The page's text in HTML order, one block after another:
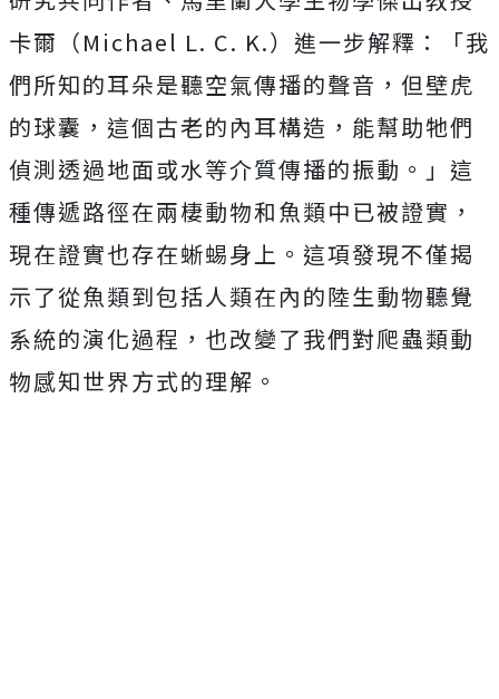
卡爾（Michael L. C. K.）進一步解釋：「我
們所知的耳朵是聽空氣傳播的聲音，但壁虎
的球囊，這個古老的內耳構造，能幫助牠們
偵測透過地面或水等介質傳播的振動。」這
種傳遞路徑在兩棲動物和魚類中已被證實，
現在證實也存在蜥蜴身上。這項發現不僅揭
示了從魚類到包括人類在內的陸生動物聽覺
系統的演化過程，也改變了我們對爬蟲類動
物感知世界方式的理解。